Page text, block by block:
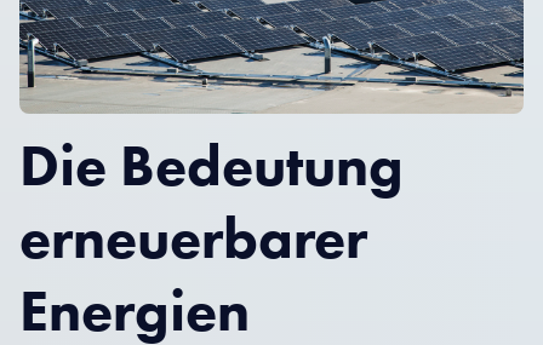
Die Bedeutung
erneuerbarer
Energien